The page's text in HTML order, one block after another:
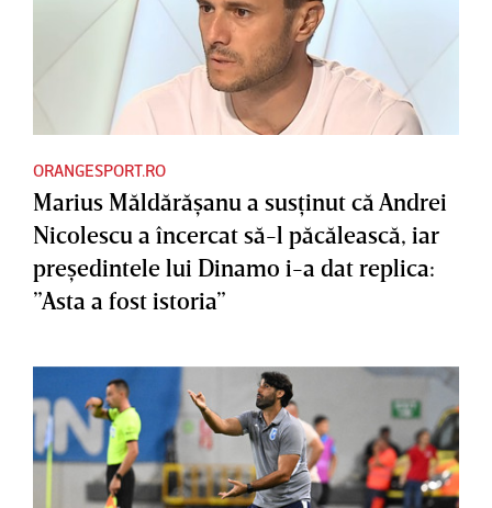
ORANGESPORT.RO
Marius Măldărăşanu a susţinut că Andrei
Nicolescu a încercat să-l păcălească, iar
preşedintele lui Dinamo i-a dat replica:
”Asta a fost istoria”